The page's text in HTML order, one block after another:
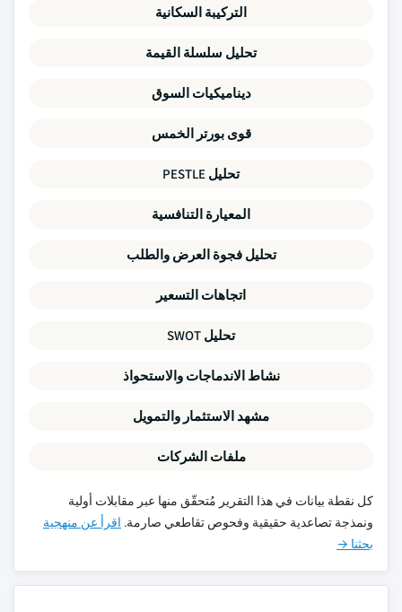
التركيبة السكانية
تحليل سلسلة القيمة
ديناميكيات السوق
قوى بورتر الخمس
تحليل PESTLE
المعيارة التنافسية
تحليل فجوة العرض والطلب
اتجاهات التسعير
تحليل SWOT
نشاط الاندماجات والاستحواذ
مشهد الاستثمار والتمويل
ملفات الشركات
كل نقطة بيانات في هذا التقرير مُتحقّق منها عبر مقابلات أولية
ونمذجة تصاعدية حقيقية وفحوص تقاطعي صارمة. اقرأ عن منهجية
بحثنا →